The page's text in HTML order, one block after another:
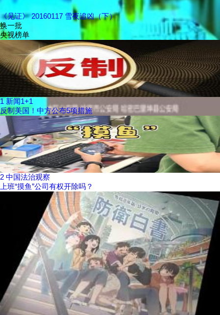
《见证》 20160117 雪夜追凶（下）
换一批
央视榜单
1 新闻1+1
反制美国！中方公布5项措施
2 中国法治观察
上班“摸鱼”公司有权开除吗？